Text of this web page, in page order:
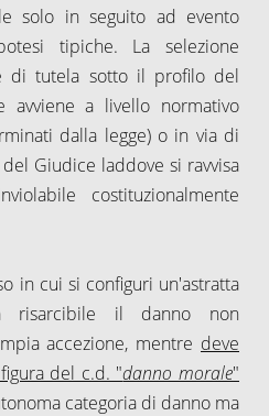
solo in seguito ad evento
tipiche. La selezione
di tutela sotto il profilo del
avviene a livello normativo
dalla legge) o in via di
Giudice laddove si ravvisa
costituzionalmente
in cui si configuri un'astratta
risarcibile il danno non
accezione, mentre deve
del c.d. "danno morale"
categoria di danno ma